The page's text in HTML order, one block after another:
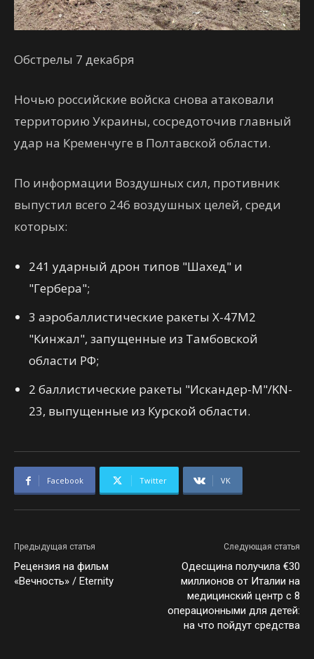
Обстрелы 7 декабря
Ночью российские войска снова атаковали
территорию Украины, сосредоточив главный
удар на Кременчуге в Полтавской области.
По информации Воздушных сил, противник
выпустил всего 246 воздушных целей, среди
которых:
241 ударный дрон типов "Шахед" и
"Гербера";
3 аэробаллистические ракеты Х-47М2
"Кинжал", запущенные из Тамбовской
области РФ;
2 баллистические ракеты "Искандер-М"/KN-
23, выпущенные из Курской области.
Facebook Twitter VK
Предыдущая статья
Рецензия на фильм
«Вечность» / Eternity
Следующая статья
Одесщина получила €30
миллионов от Италии на
медицинский центр с 8
операционными для детей:
на что пойдут средства